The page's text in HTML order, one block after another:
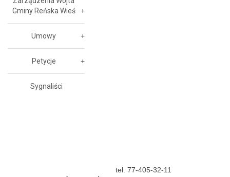
Gminy Reńska Wieś
Umowy
Petycje
Sygnaliści
tel. 77-405-32-11